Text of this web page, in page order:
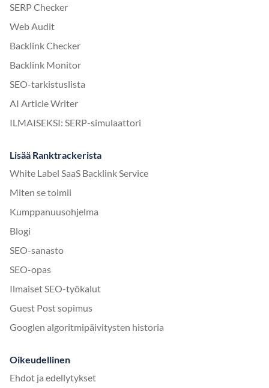
SERP Checker
Web Audit
Backlink Checker
Backlink Monitor
SEO-tarkistuslista
AI Article Writer
ILMAISEKSI: SERP-simulaattori
Lisää Ranktrackerista
White Label SaaS Backlink Service
Miten se toimii
Kumppanuusohjelma
Blogi
SEO-sanasto
SEO-opas
Ilmaiset SEO-työkalut
Guest Post sopimus
Googlen algoritmipäivitysten historia
Oikeudellinen
Ehdot ja edellytykset